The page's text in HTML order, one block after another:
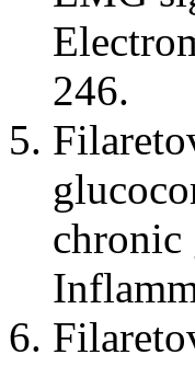
246.
chronic